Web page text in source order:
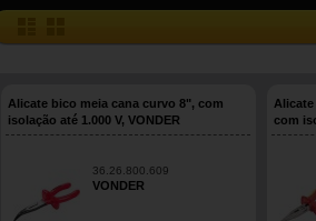
Alicate bico meia cana curvo 8", com
isolação até 1.000 V, VONDER
36.26.800.609
VONDER
Alicate
com